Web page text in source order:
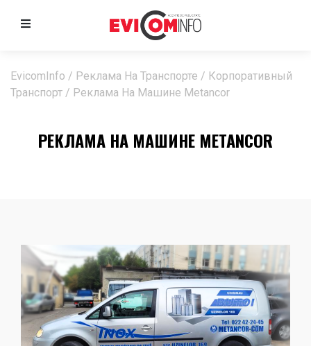
EvicomInfo / Реклама На Транспорте / Корпоративный
Транспорт / Реклама На Машине Metancor
РЕКЛАМА НА МАШИНЕ METANCOR